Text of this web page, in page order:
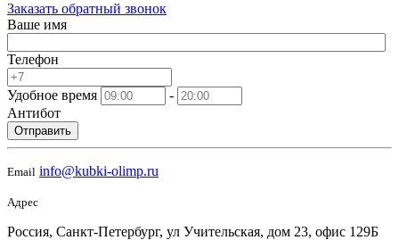
Заказать обратный звонок
Ваше имя
Телефон
Удобное время
-
Антибот
Отправить
Email info@kubki-olimp.ru
Адрес
Россия, Санкт-Петербург, ул Учительская, дом 23, офис 129Б